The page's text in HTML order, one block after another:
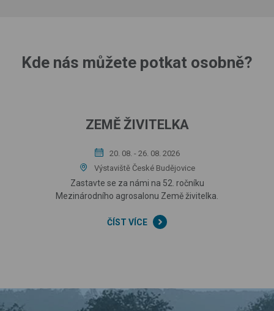
Kde nás můžete potkat osobně?
ZEMĚ ŽIVITELKA
20. 08. - 26. 08. 2026
Výstaviště České Budějovice
Zastavte se za námi na 52. ročníku
Mezinárodního agrosalonu Země živitelka.
ČÍST VÍCE